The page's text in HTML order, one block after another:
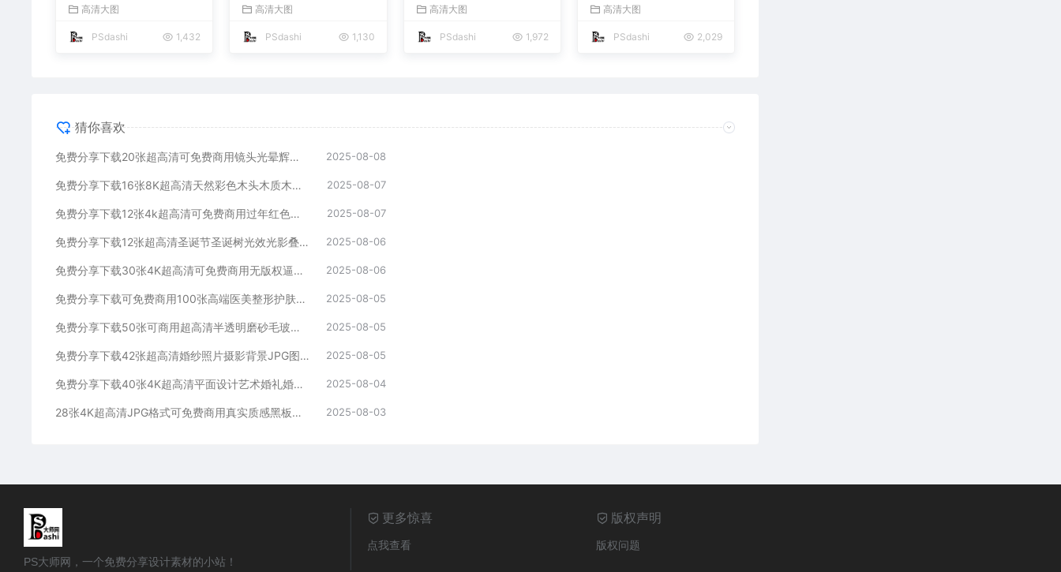
速抠图成PNG图片摄影
后期合成叠加溶图PS设
高清大图
PSdashi 1,432
怀旧做旧底纹贴图素材
图片壁纸ps平面设计后
高清大图
PSdashi 1,130
材中国风春节新年古典
传统红包JPG图片PS平
高清大图
PSdashi 1,972
效果图片素材海报宣传
模板公司朋友圈平面设
高清大图
PSdashi 2,029
猜你喜欢
免费分享下载20张超高清可免费商用镜头光晕辉光眩光JPG素材可快速抠图成PNG图片摄影后期合成叠加溶图PS设计师背景lrc模板 2025-08-08
免费分享下载16张8K超高清天然彩色木头木质木纹背景纹理JPG复古怀旧做旧底纹贴图素材图片壁纸ps平面设计后期海报模板绘画木痕包 2025-08-07
免费分享下载12张4k超高清可免费商用过年红色吉祥喜庆背景底纹素材中国风春节新年古典传统红包JPG图片PS平面设计肌理贴图网站 2025-08-07
免费分享下载12张超高清圣诞节圣诞树光效光影叠层溶图PS摄影后期效果图片素材海报宣传模板公司朋友圈平面设计JPG写真特效装饰场景 2025-08-06
免费分享下载30张4K超高清可免费商用无版权逼真下雪雪花溶图叠加合成素材影楼摄影后期效果PS大师网平面设计背景图片底图虚化光效感 2025-08-06
免费分享下载可免费商用100张高端医美整形护肤美业欧美女性模特人物素材图片超高清大图JPG格式PS大师网平面设计化妆品海报模板 2025-08-05
免费分享下载50张可商用超高清半透明磨砂毛玻璃效果背景图片素材PS大师网照片库包壁纸平面设计海报模板样机ui图标ppt贴图卡片 2025-08-05
免费分享下载42张超高清婚纱照片摄影背景JPG图片素材PS大师网影楼后期效果修图场景模板薇拉室内高端写真定制合成拱门临场真实感 2025-08-05
免费分享下载40张4K超高清平面设计艺术婚礼婚纱散景光斑叠加溶图合成素材影楼后期效果背景图片PS大师网可免费商用虚化光效前景光感 2025-08-04
28张4K超高清JPG格式可免费商用真实质感黑板纹理划痕肌理底纹贴图粉笔图片素材免费分享下载PS大师网宣传设计背景学校园蓝灰绿墙 2025-08-03
PS大师网，一个免费分享设计素材的小站！
更多惊喜
点我查看
版权声明
版权问题